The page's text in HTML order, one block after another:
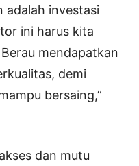
adalah investasi
ini harus kita
mendapatkan
demi
bersaing,”
dan mutu